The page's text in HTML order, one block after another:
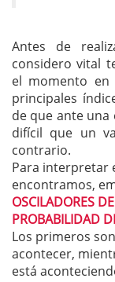
Antes de
considero vital
el momento
principales
de que ante una
difícil que un
contrario.
Para interpretar
encontramos,
OSCILADORES
PROBABILIDAD
Los primeros
acontecer,
está